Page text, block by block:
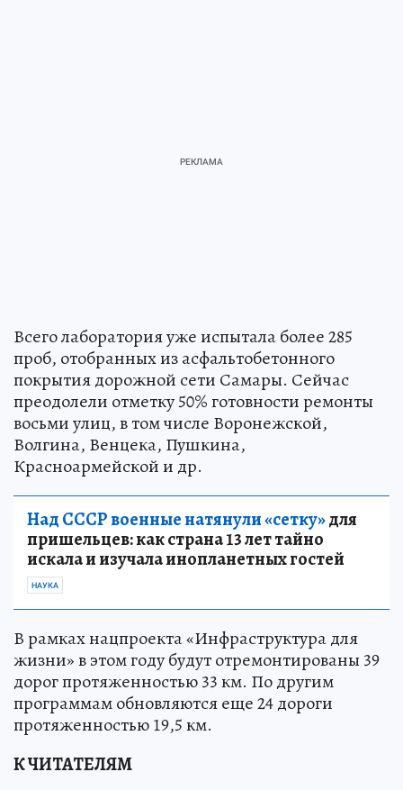
Всего лаборатория уже испытала более 285
проб, отобранных из асфальтобетонного
покрытия дорожной сети Самары. Сейчас
преодолели отметку 50% готовности ремонты
восьми улиц, в том числе Воронежской,
Волгина, Венцека, Пушкина,
Красноармейской и др.
Над СССР военные натянули «сетку»для
пришельцев: как страна 13 лет тайно
искала и изучала инопланетных гостей
НАУКА
В рамках нацпроекта «Инфраструктура для
жизни» в этом году будут отремонтированы 39
дорог протяженностью 33 км. По другим
программам обновляются еще 24 дороги
протяженностью 19,5 км.
К ЧИТАТЕЛЯМ